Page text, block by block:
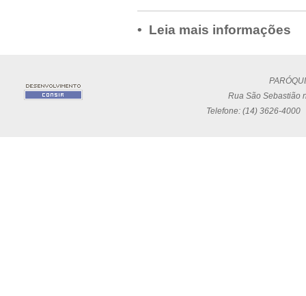
• Leia mais informações
Rua São Sebastião
Telefone: (14) 3626-